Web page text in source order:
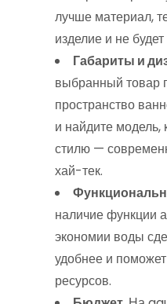
лучше материал,
изделие и не будет
Габариты и
выбранный товар
пространство
и найдите модель,
стилю —
хай-тек.
наличие функции
экономии воды
удобнее и
ресурсов.